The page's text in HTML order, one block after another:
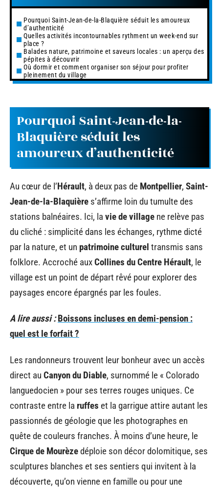
Pourquoi Saint-Jean-de-la-Blaquière séduit les amoureux
d’authenticité
Quelles activités incontournables rythment un week-end sur
place ?
Balades nature, patrimoine et saveurs locales : un aperçu des
pépites à découvrir
Où dormir et comment organiser son séjour pour profiter
pleinement du village
Pourquoi Saint-Jean-de-la-
Blaquière séduit les
amoureux d’authenticité
Au cœur de l’Hérault, à deux pas de Montpellier, Saint-
Jean-de-la-Blaquière s’affirme loin du tumulte des
stations balnéaires. Ici, la vie de village ne relève pas
du cliché : simplicité dans les échanges, rythme dicté
par la nature, et un patrimoine culturel transmis sans
folklore. Accroché auxCollines du Centre Hérault, le
village est un point de départ rêvé pour explorer des
paysages encore épargnés par les foules.
A lire aussi : Boissons incluses en demi-pension :
quel est le forfait ?
Les randonneurs trouvent leur bonheur avec un accès
direct au Canyon du Diable, surnommé le « Colorado
languedocien » pour ses terres rouges uniques. Ce
contraste entre la ruffes et la garrigue attire autant les
passionnés de géologie que les photographes en
quête de couleurs franches. À moins d’une heure, le
Cirque de Mourèzedéploie son décor dolomitique, ses
sculptures blanches et ses sentiers qui invitent à la
découverte, qu’on vienne en famille ou pour une